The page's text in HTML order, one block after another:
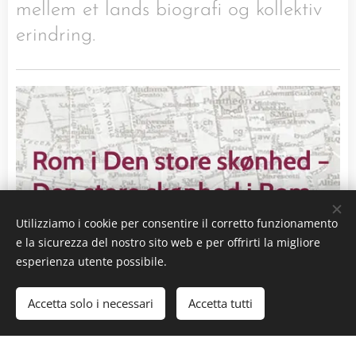
mellem et lands biografi og kollektiv
erindring.
DEN STORE SKØNHED I ROM, ROM I
DEN STORE SKØNHED
Utilizziamo i cookie per consentire il corretto funzionamento
e la sicurezza del nostro sito web e per offrirti la migliore
esperienza utente possibile.
Accetta solo i necessari Accetta tutti